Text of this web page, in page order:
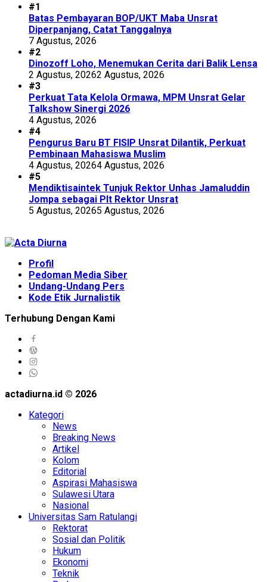
#1
Batas Pembayaran BOP/UKT Maba Unsrat
Diperpanjang, Catat Tanggalnya
7 Agustus, 2026
#2
Dinozoff Loho, Menemukan Cerita dari Balik Lensa
2 Agustus, 20262 Agustus, 2026
#3
Perkuat Tata Kelola Ormawa, MPM Unsrat Gelar
Talkshow Sinergi 2026
4 Agustus, 2026
#4
Pengurus Baru BT FISIP Unsrat Dilantik, Perkuat
Pembinaan Mahasiswa Muslim
4 Agustus, 20264 Agustus, 2026
#5
Mendiktisaintek Tunjuk Rektor Unhas Jamaluddin
Jompa sebagai Plt Rektor Unsrat
5 Agustus, 20265 Agustus, 2026
Profil
Pedoman Media Siber
Undang-Undang Pers
Kode Etik Jurnalistik
Terhubung Dengan Kami
actadiurna.id © 2026
Kategori
News
Breaking News
Artikel
Kolom
Editorial
Aspirasi Mahasiswa
Sulawesi Utara
Nasional
Universitas Sam Ratulangi
Rektorat
Sosial dan Politik
Hukum
Ekonomi
Teknik